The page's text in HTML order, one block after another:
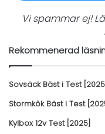
Vi spammar ej!
Rekommenerad
Sovsäck Bäst i Test
Stormkök Bäst i Test
Kylbox 12v Test [2025]